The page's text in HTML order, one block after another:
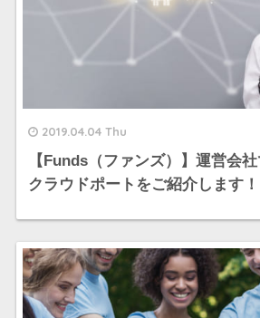
2019.04.04 Thu
【Funds（ファンズ）】運営会
クラウドポートをご紹介します！